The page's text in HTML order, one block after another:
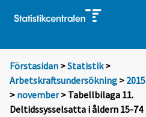
Förstasidan >Statistik >
Arbetskraftsundersökning > 2015
> november> Tabellbilaga 11.
Deltidssysselsatta i åldern 15-74